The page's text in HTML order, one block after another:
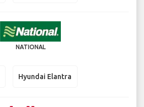
NATIONAL
Hyundai Elantra